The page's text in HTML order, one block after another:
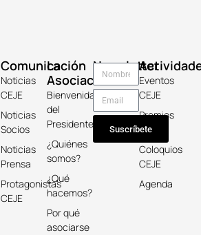
La
Asociación
Bienvenida
del
Presidente
¿Quiénes
somos?
¿Qué
hacemos?
Por qué
asociarse
Comunicación
Noticias
CEJE
Noticias
Socios
Noticias
Prensa
Protagonistas
CEJE
Eventos
CEJE
Premios
Keicho
Coloquios
CEJE
Agenda
Newsletter
Suscríbete